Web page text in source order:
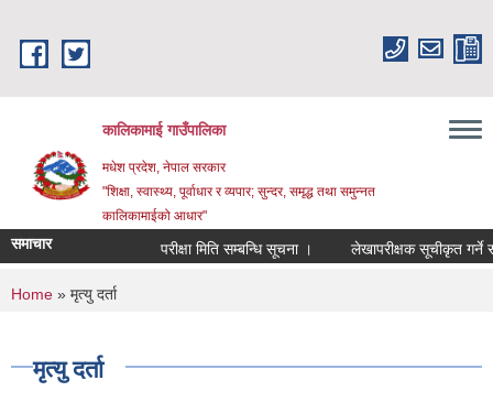
कालिकामाई गाउँपालिका
मधेश प्रदेश, नेपाल सरकार
"शिक्षा, स्वास्थ्य, पूर्वाधार र व्यपार; सुन्दर, समृद्ध तथा समुन्नत
कालिकामाईको आधार"
समाचार परीक्षा मिति सम्बन्धि सूचना । लेखापरीक्षक सूचीकृत गर्ने
You are here
Home » मृत्यु दर्ता
मृत्यु दर्ता